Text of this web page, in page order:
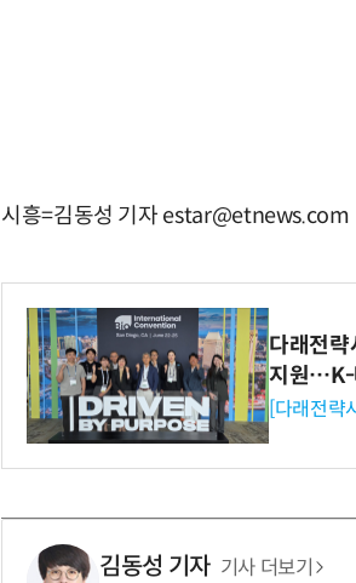
시흥=김동성 기자 estar@etnews.com
다래전
지원…K-
[다래전략
김동성 기자 기사 더보기